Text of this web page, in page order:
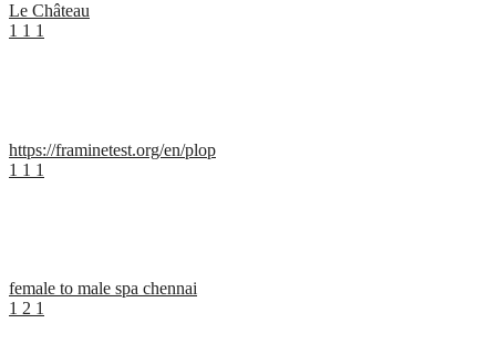
Le Château
1 1 1
https://framinetest.org/en/plop
1 1 1
female to male spa chennai
1 2 1